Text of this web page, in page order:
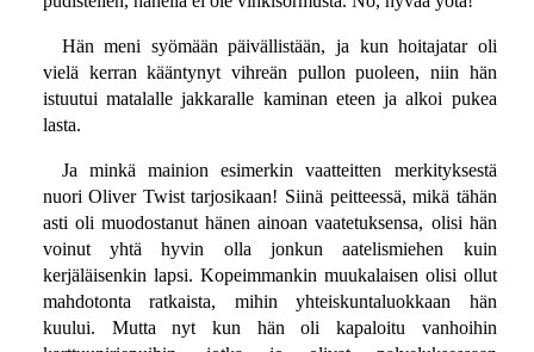
Hän meni syömään päivällistään, ja kun hoitajatar oli
vielä kerran kääntynyt vihreän pullon puoleen, niin hän
istuutui matalalle jakkaralle kaminan eteen ja alkoi pukea
lasta.
Ja minkä mainion esimerkin vaatteitten merkityksestä
nuori Oliver Twist tarjosikaan! Siinä peitteessä, mikä tähän
asti oli muodostanut hänen ainoan vaatetuksensa, olisi hän
voinut yhtä hyvin olla jonkun aatelismiehen kuin
kerjäläisenkin lapsi. Kopeimmankin muukalaisen olisi ollut
mahdotonta ratkaista, mihin yhteiskuntaluokkaan hän
kuului. Mutta nyt kun hän oli kapaloitu vanhoihin